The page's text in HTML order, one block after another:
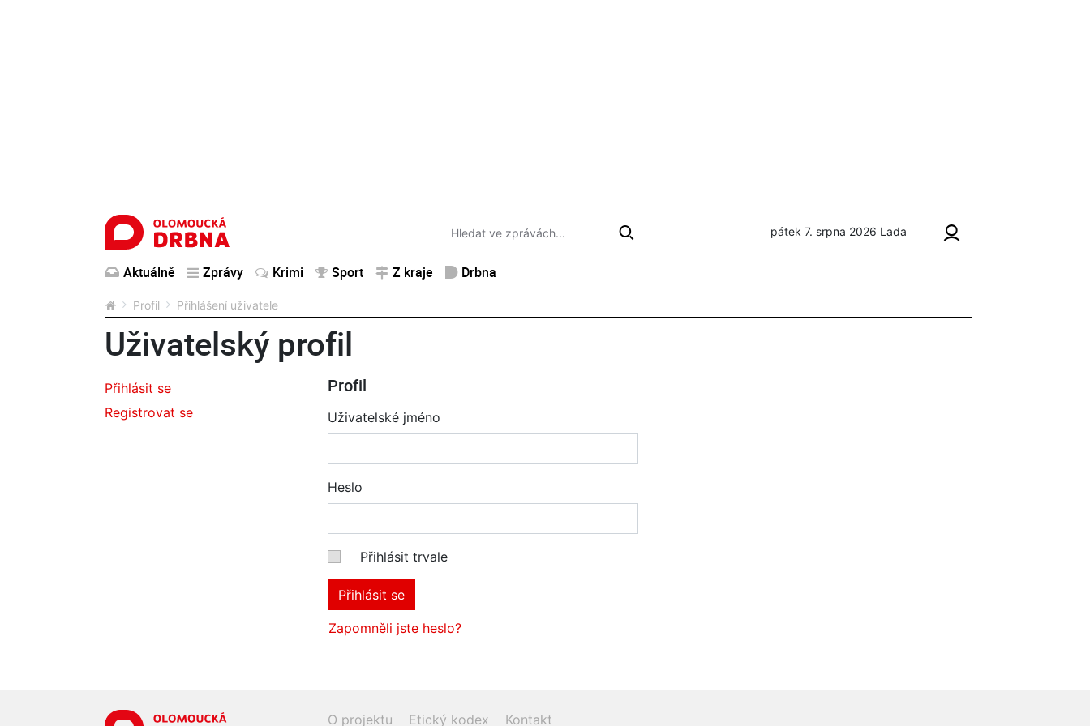
pátek 7. srpna 2026 Lada
Aktuálně Zprávy Krimi Sport Z kraje Drbna
Profil Přihlášení uživatele
Uživatelský profil
Přihlásit se
Registrovat se
Profil
Uživatelské jméno
Heslo
Přihlásit trvale
Přihlásit se
Zapomněli jste heslo?
O projektu Etický kodex Kontakt